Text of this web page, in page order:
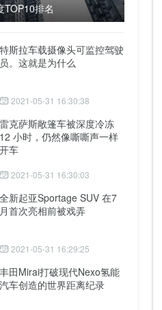
TOP10排名
特斯拉车载摄像头可监控驾驶
员。这就是为什么
2021-05-31 16:30:38
雷克萨斯敞篷车被深度冷冻
12 小时，仍然像嘶嘶声一样
开车
2021-05-31 16:30:03
全新起亚Sportage SUV 在7
月首次亮相前被戏弄
2021-05-31 16:29:25
丰田Mirai打破现代Nexo氢能
汽车创造的世界距离纪录